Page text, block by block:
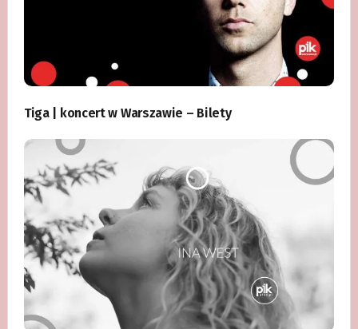
Tiga | koncert w Warszawie – Bilety